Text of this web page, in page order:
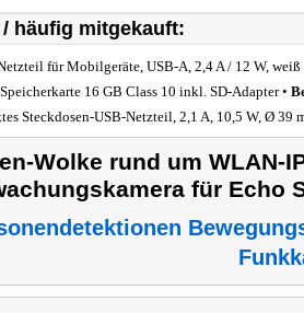
häufig mitgekauft:
für Mobilgeräte, USB-A, 2,4 A / 12 W, weiß
16 GB Class 10 inkl. SD-Adapter •
Steckdosen-USB-Netzteil, 2,1 A, 10,5 W, Ø 39
Wolke rund um WLAN-
für Echo